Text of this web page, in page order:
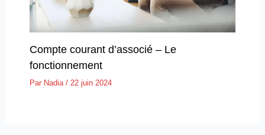
Compte courant d’associé – Le
fonctionnement
Par Nadia / 22 juin 2024